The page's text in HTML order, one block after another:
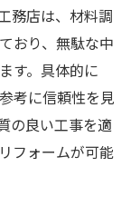
務店は、材料調
おり、無駄な中
す。具体的に
考に信頼性を見
の良い工事を適
フォームが可能